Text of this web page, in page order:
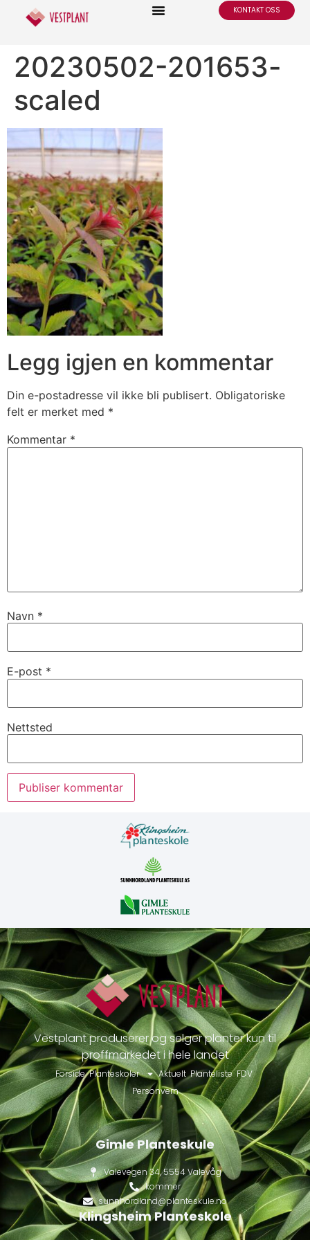
KONTAKT OSS
20230502-201653-
scaled
Legg igjen en kommentar
Din e-postadresse vil ikke bli publisert. Obligatoriske
felt er merket med *
Kommentar *
Navn *
E-post *
Nettsted
Vestplant produserer og selger planter kun til
proffmarkedet i hele landet
Forside Planteskoler Aktuelt Planteliste FDV
Personvern
Gimle Planteskule
Valevegen 34, 5554 Valevåg
kommer
sunnhordland@planteskule.no
Klingsheim Planteskole